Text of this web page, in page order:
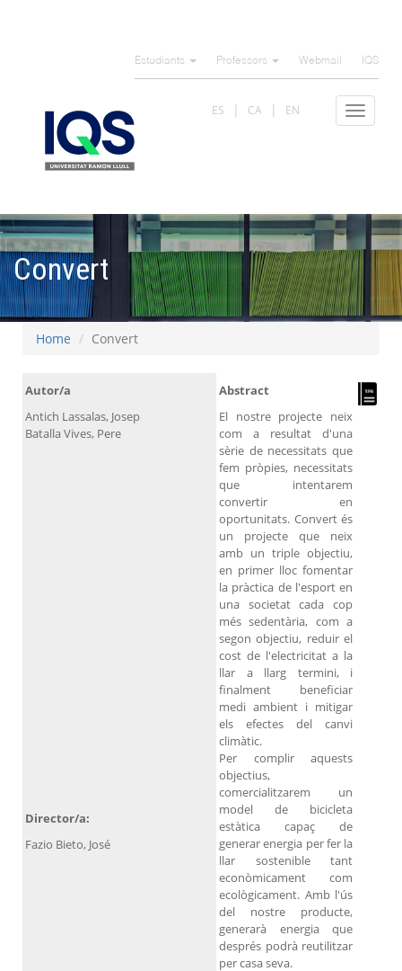
Estudiants Professors Webmail IQS
Toggle
ES CA EN
Convert
Home Convert
Autor/a
Antich Lassalas, Josep
Batalla Vives, Pere
Abstract
El nostre projecte neix
com a resultat d'una
sèrie de necessitats que
fem pròpies, necessitats
que intentarem
convertir en
oportunitats. Convert és
un projecte que neix
amb un triple objectiu,
en primer lloc fomentar
la pràctica de l'esport en
una societat cada cop
més sedentària, com a
segon objectiu, reduir el
cost de l'electricitat a la
llar a llarg termini, i
finalment beneficiar
medi ambient i mitigar
els efectes del canvi
climàtic.
Per complir aquests
objectius,
comercialitzarem un
model de bicicleta
estàtica capaç de
generar energia per fer la
llar sostenible tant
econòmicament com
ecològicament. Amb l'ús
del nostre producte,
generarà energia que
després podrà reutilitzar
per casa seva.
Director/a:
Fazio Bieto, José